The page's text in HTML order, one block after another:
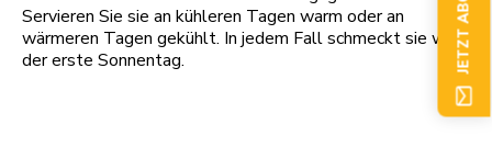
Servieren Sie sie an kühleren Tagen warm oder an
wärmeren Tagen gekühlt. In jedem Fall schmeckt sie wie
der erste Sonnentag.